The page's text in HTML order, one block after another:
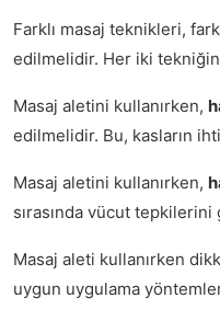
Farklı masaj teknikleri,
edilmelidir. Her iki
Masaj aletini kullanırken,
edilmelidir. Bu, kasların
Masaj aletini kullanırken,
sırasında vücut
Masaj aleti kullanırken
uygun uygulama